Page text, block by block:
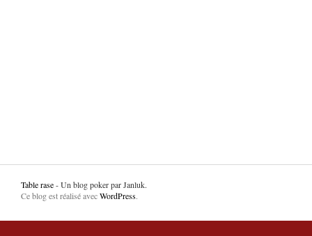
Table rase- Un blog poker par Janluk.
Ce blog est réalisé avecWordPress.